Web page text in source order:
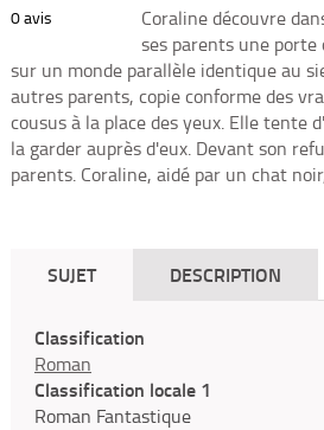
0avis
Coraline découvre
ses parents une porte
sur un monde parallèle identique au
autres parents, copie conforme des
cousus à la place des yeux. Elle tente
la garder auprès d'eux. Devant son
parents. Coraline, aidé par un chat
SUJET DESCRIPTION
Classification
Roman
Classification locale 1
Roman Fantastique